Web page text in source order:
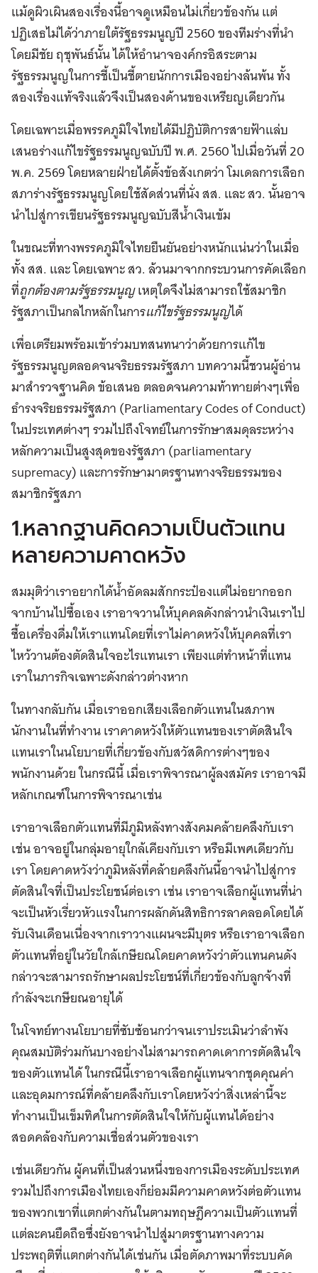
แม้ดูผิวเผินสองเรื่องนี้อาจดูเหมือนไม่เกี่ยวข้องกัน แต่
ปฏิเสธไม่ได้ว่าภายใต้รัฐธรรมนูญปี 2560 ของทีมร่างที่นำ
โดยมีชัย ฤชุพันธ์นั้น ได้ให้อำนาจองค์กรอิสระตาม
รัฐธรรมนูญในการชี้เป็นชี้ตายนักการเมืองอย่างล้นพ้น ทั้ง
สองเรื่องแท้จริงแล้วจึงเป็นสองด้านของเหรียญเดียวกัน
โดยเฉพาะเมื่อพรรคภูมิใจไทยได้มีปฏิบัติการสายฟ้าแล่บ
เสนอร่างแก้ไขรัฐธรรมนูญฉบับปี พ.ศ. 2560 ไปเมื่อวันที่ 20
พ.ค. 2569 โดยหลายฝ่ายได้ตั้งข้อสังเกตว่า โมเดลการเลือก
สภาร่างรัฐธรรมนูญโดยใช้สัดส่วนที่นั่ง สส. และ สว. นั้นอาจ
นำไปสู่การเขียนรัฐธรรมนูญฉบับสีน้ำเงินเข้ม
ในขณะที่ทางพรรคภูมิใจไทยยืนยันอย่างหนักแน่นว่าในเมื่อ
ทั้ง สส. และ โดยเฉพาะ สว. ล้วนมาจากกระบวนการคัดเลือก
ที่ถูกต้องตามรัฐธรรมนูญเหตุใดจึงไม่สามารถใช้สมาชิก
รัฐสภาเป็นกลไกหลักในการแก้ไขรัฐธรรมนูญได้
เพื่อเตรียมพร้อมเข้าร่วมบทสนทนาว่าด้วยการแก้ไข
รัฐธรรมนูญตลอดจนจริยธรรมรัฐสภา บทความนี้ชวนผู้อ่าน
มาสำรวจฐานคิด ข้อเสนอ ตลอดจนความท้าทายต่างๆเพื่อ
ธำรงจริยธรรมรัฐสภา (Parliamentary Codes of Conduct)
ในประเทศต่างๆ รวมไปถึงโจทย์ในการรักษาสมดุลระหว่าง
หลักความเป็นสูงสุดของรัฐสภา (parliamentary
supremacy) และการรักษามาตรฐานทางจริยธรรมของ
สมาชิกรัฐสภา
1.หลากฐานคิดความเป็นตัวแทน
หลายความคาดหวัง
สมมุติว่าเราอยากได้น้ำอัดลมสักกระป๋องแต่ไม่อยากออก
จากบ้านไปซื้อเอง เราอาจวานให้บุคคลดังกล่าวนำเงินเราไป
ซื้อเครื่องดื่มให้เราแทนโดยที่เราไม่คาดหวังให้บุคคลที่เรา
ไหว้วานต้องตัดสินใจอะไรแทนเรา เพียงแต่ทำหน้าที่แทน
เราในภารกิจเฉพาะดังกล่าวต่างหาก
ในทางกลับกัน เมื่อเราออกเสียงเลือกตัวแทนในสภาพ
นักงานในที่ทำงาน เราคาดหวังให้ตัวแทนของเราตัดสินใจ
แทนเราในนโยบายที่เกี่ยวข้องกับสวัสดิการต่างๆของ
พนักงานด้วย ในกรณีนี้ เมื่อเราพิจารณาผู้ลงสมัคร เราอาจมี
หลักเกณฑ์ในการพิจารณาเช่น
เราอาจเลือกตัวแทนที่มีภูมิหลังทางสังคมคล้ายคลึงกับเรา
เช่น อาจอยู่ในกลุ่มอายุใกล้เคียงกับเรา หรือมีเพศเดียวกับ
เรา โดยคาดหวังว่าภูมิหลังที่คล้ายคลึงกันนี้อาจนำไปสู่การ
ตัดสินใจที่เป็นประโยชน์ต่อเรา เช่น เราอาจเลือกผู้แทนที่น่า
จะเป็นหัวเรี่ยวหัวแรงในการผลักดันสิทธิการลาคลอดโดยได้
รับเงินเดือนเนื่องจากเราวางแผนจะมีบุตร หรือเราอาจเลือก
ตัวแทนที่อยู่ในวัยใกล้เกษียณโดยคาดหวังว่าตัวแทนคนดัง
กล่าวจะสามารถรักษาผลประโยชน์ที่เกี่ยวข้องกับลูกจ้างที่
กำลังจะเกษียณอายุได้
ในโจทย์ทางนโยบายที่ซับซ้อนกว่าจนเราประเมินว่าลำพัง
คุณสมบัติร่วมกันบางอย่างไม่สามารถคาดเดาการตัดสินใจ
ของตัวแทนได้ ในกรณีนี้เราอาจเลือกผู้แทนจากชุดคุณค่า
และอุดมการณ์ที่คล้ายคลึงกับเราโดยหวังว่าสิ่งเหล่านี้จะ
ทำงานเป็นเข็มทิศในการตัดสินใจให้กับผู้แทนได้อย่าง
สอดคล้องกับความเชื่อส่วนตัวของเรา
เช่นเดียวกัน ผู้คนที่เป็นส่วนหนึ่งของการเมืองระดับประเทศ
รวมไปถึงการเมืองไทยเองก็ย่อมมีความคาดหวังต่อตัวแทน
ของพวกเขาที่แตกต่างกันในตามทฤษฎีความเป็นตัวแทนที่
แต่ละคนยึดถือซึ่งยังอาจนำไปสู่มาตรฐานทางความ
ประพฤติที่แตกต่างกันได้เช่นกัน เมื่อตัดภาพมาที่ระบบคัด